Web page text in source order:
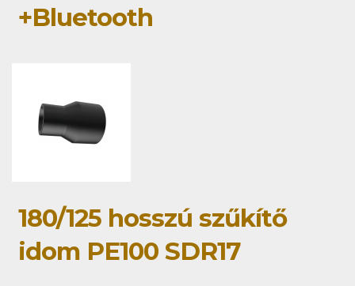
+Bluetooth
180/125 hosszú szűkítő
idom PE100 SDR17